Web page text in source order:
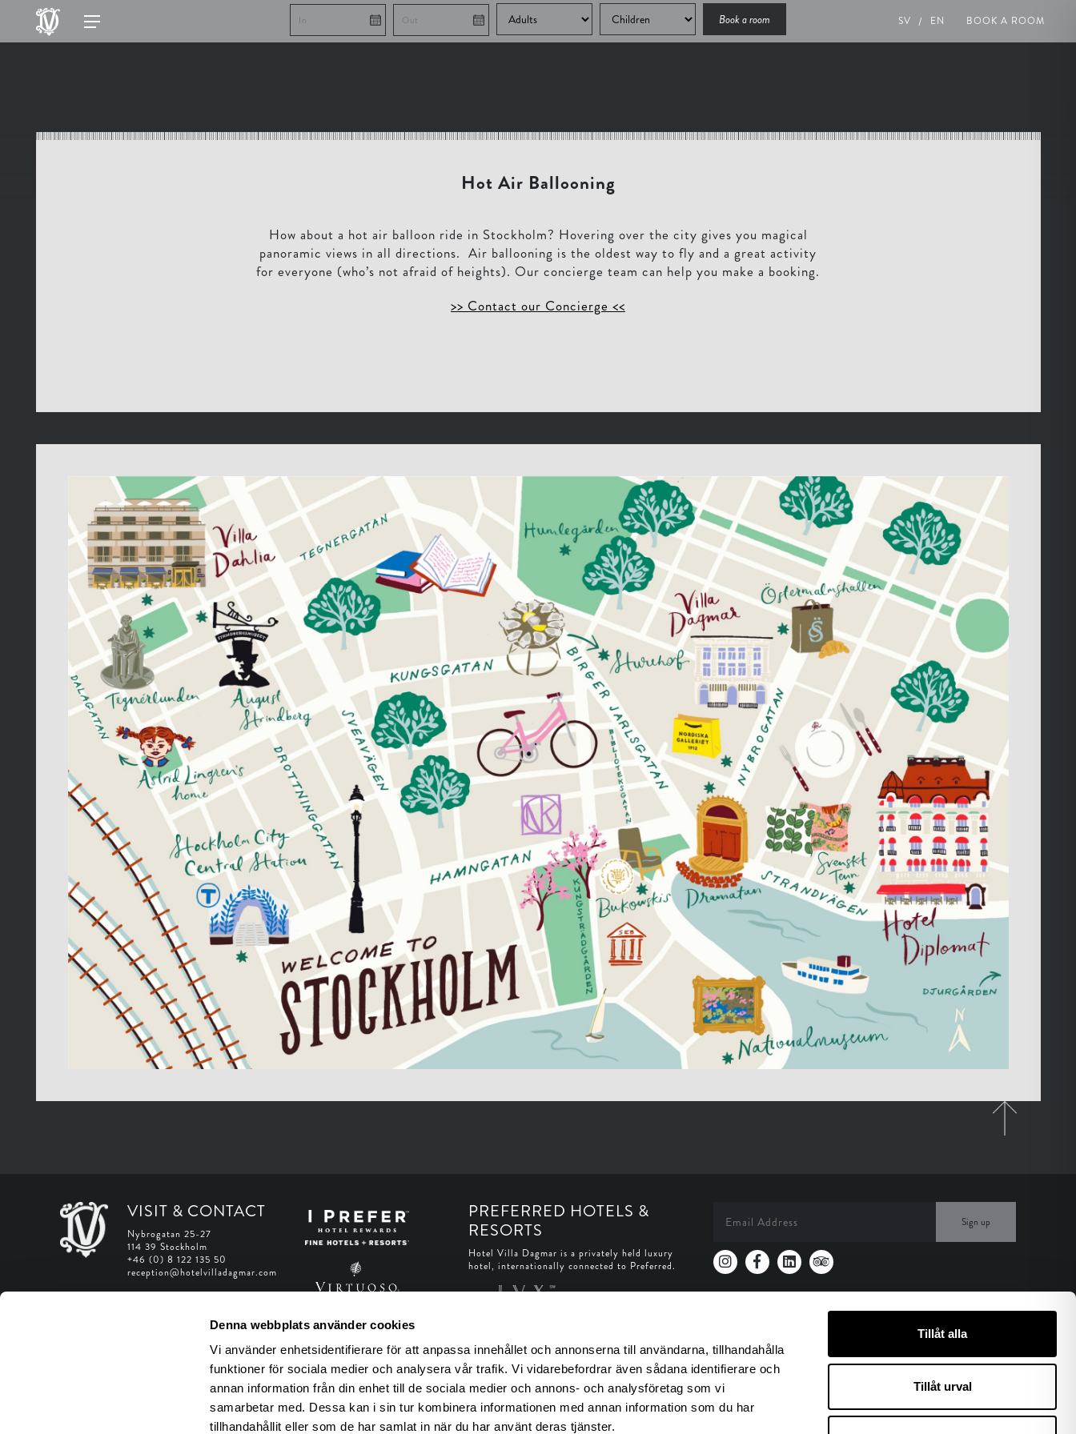
Denna webbplats använder cookies
Vi använder enhetsidentifierare för att anpassa innehållet och annonserna till användarna, tillhandahålla
funktioner för sociala medier och analysera vår trafik. Vi vidarebefordrar även sådana identifierare och
annan information från din enhet till de sociala medier och annons- och analysföretag som vi
samarbetar med. Dessa kan i sin tur kombinera informationen med annan information som du har
tillhandahållit eller som de har samlat in när du har använt deras tjänster.
Tillåt alla
Tillåt urval
SV EN BOOK A ROOM
Book a room
Hot Air Ballooning
How about a hot air balloon ride in Stockholm? Hovering over the city gives you magical
panoramic views in all directions. Air ballooning is the oldest way to fly and a great activity
for everyone (who’s not afraid of heights). Our concierge team can help you make a booking.
>> Contact our Concierge <<
VISIT & CONTACT
Nybrogatan 25-27
114 39 Stockholm
+46 (0) 8 122 135 50
reception@hotelvilladagmar.com
Web Accessibility Statement
PREFERRED HOTELS &
RESORTS
Hotel Villa Dagmar is a privately held luxury
hotel, internationally connected to Preferred.
Sign up